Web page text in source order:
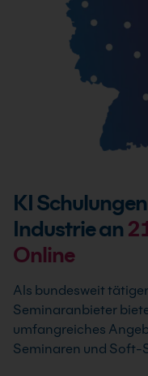
KI
Industrie an
Online
Als bundesweit
Seminaranbieter
umfangreiches
Seminaren und Soft-